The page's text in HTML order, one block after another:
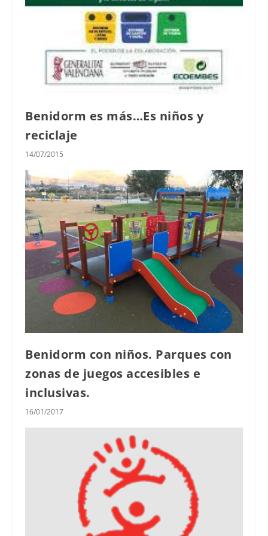
Benidorm es más…Es niños y
reciclaje
14/07/2015
Benidorm con niños. Parques con
zonas de juegos accesibles e
inclusivas.
16/01/2017